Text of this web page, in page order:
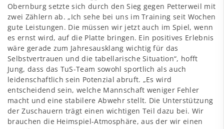
Obernburg setzte sich durch den Sieg gegen Petterweil mit
zwei Zählern ab. „Ich sehe bei uns im Training seit Wochen
gute Leistungen. Die müssen wir jetzt auch im Spiel, wenn
es ernst wird, auf die Platte bringen. Ein positives Erlebnis
wäre gerade zum Jahresausklang wichtig für das
Selbstvertrauen und die tabellarische Situation“, hofft
Jung, dass das TuS-Team sowohl sportlich als auch
leidenschaftlich sein Potenzial abruft. „Es wird
entscheidend sein, welche Mannschaft weniger Fehler
macht und eine stabilere Abwehr stellt. Die Unterstützung
der Zuschauern trägt einen wichtigen Teil dazu bei. Wir
brauchen die Heimspiel-Atmosphäre, aus der wir einen